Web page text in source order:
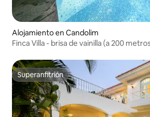
Alojamiento en Candolim
Finca Villa - brisa de vainilla (a 200
Superanfitrión
Superanfitrión